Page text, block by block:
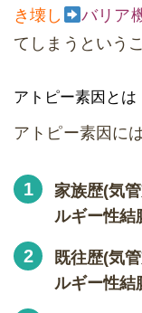
き壊し
バリア
てしまうという
アトピー素因とは
アトピー素因には
家族歴(気
ルギー性結
既往歴(気
ルギー性結